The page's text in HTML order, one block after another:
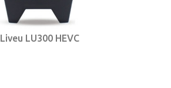
Liveu LU300 HEVC